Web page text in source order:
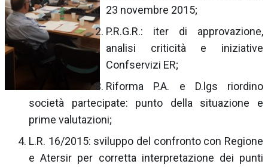
23 novembre 2015;
P.R.G.R.: iter di approvazione,
analisi criticità e iniziative
Confservizi ER;
Riforma P.A. e D.lgs riordino
società partecipate: punto della situazione e
prime valutazioni;
L.R. 16/2015: sviluppo del confronto con Regione
e Atersir per corretta interpretazione dei punti